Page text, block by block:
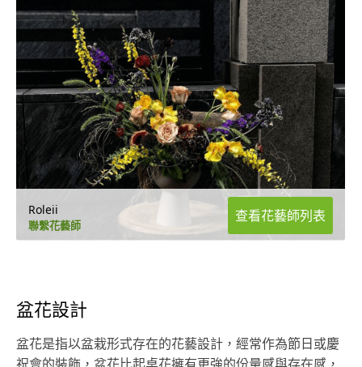
Roleii
聯繫花藝師
查看花藝師列表
盆花設計
盆花是指以盆栽形式存在的花藝設計，經常作為節日或慶